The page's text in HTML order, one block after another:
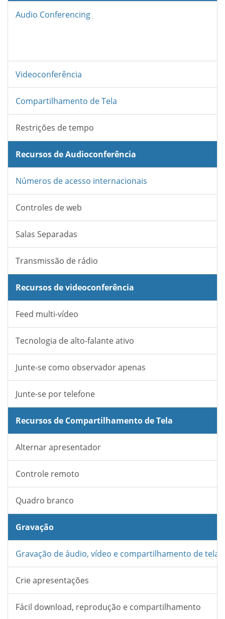
Audio Conferencing
Videoconferência
Compartilhamento de Tela
Restrições de tempo
Recursos de Audioconferência
Números de acesso internacionais
Controles de web
Salas Separadas
Transmissão de rádio
Recursos de videoconferência
Feed multi-vídeo
Tecnologia de alto-falante ativo
Junte-se como observador apenas
Junte-se por telefone
Recursos de Compartilhamento de Tela
Alternar apresentador
Controle remoto
Quadro branco
Gravação
Gravação de áudio, vídeo e compartilhamento de tela
Crie apresentações
Fácil download, reprodução e compartilhamento